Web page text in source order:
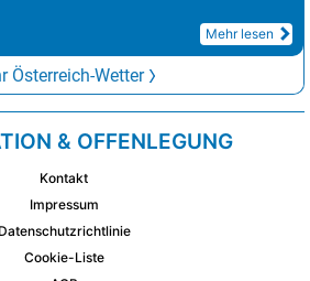
Mehr lesen
Österreich-Wetter
& OFFENLEGUNG
Kontakt
Impressum
Datenschutzrichtlinie
Cookie-Liste